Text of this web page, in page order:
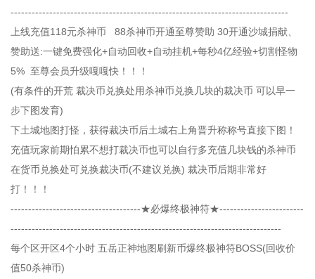
-------------------------------------------------------------------------------
上线充值118元杀神币 88杀神币开通至尊赞助 30开通沙城捐献、
赞助送:一键免费强化+自动回收+自动挂机+每秒4亿经验+切割怪物
5% 至尊会员升级嘎嘎快！！！
(有条件的开荒 裁决币兑换处用杀神币兑换几块的裁决币 可以早一
步下图发育)
下土城地图打怪，获得裁决币后土城右上角晋升称称号直接下图！
充值玩家前期怕累不想打裁决币也可以自行多充值几块钱的杀神币
在货币兑换处可兑换裁决币(不建议兑换) 裁决币后期非常好
打！！！
-------------------------------------★必爆终极神符★------------------------
-----------------------------------------------------------------------------
每个区开区4个小时 五岳正神地图刷新币爆终极神符BOSS(回收价
值50杀神币)